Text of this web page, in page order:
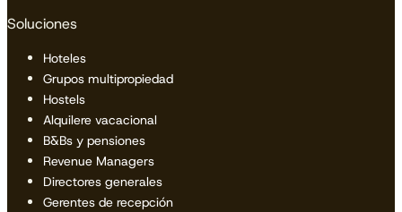
Soluciones
Hoteles
Grupos multipropiedad
Hostels
Alquilere vacacional
B&Bs y pensiones
Revenue Managers
Directores generales
Gerentes de recepción